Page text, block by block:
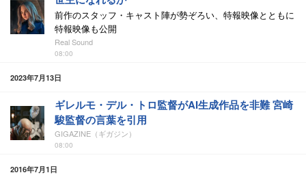
前作のスタッフ・キャスト陣が勢ぞろい、特報映像とともに
特報映像も公開
Real Sound
08:00
2023年7月13日
ギレルモ・デル・トロ監督がAI生成作品を非難 宮崎
駿監督の言葉を引用
GIGAZINE（ギガジン）
08:00
2016年7月1日